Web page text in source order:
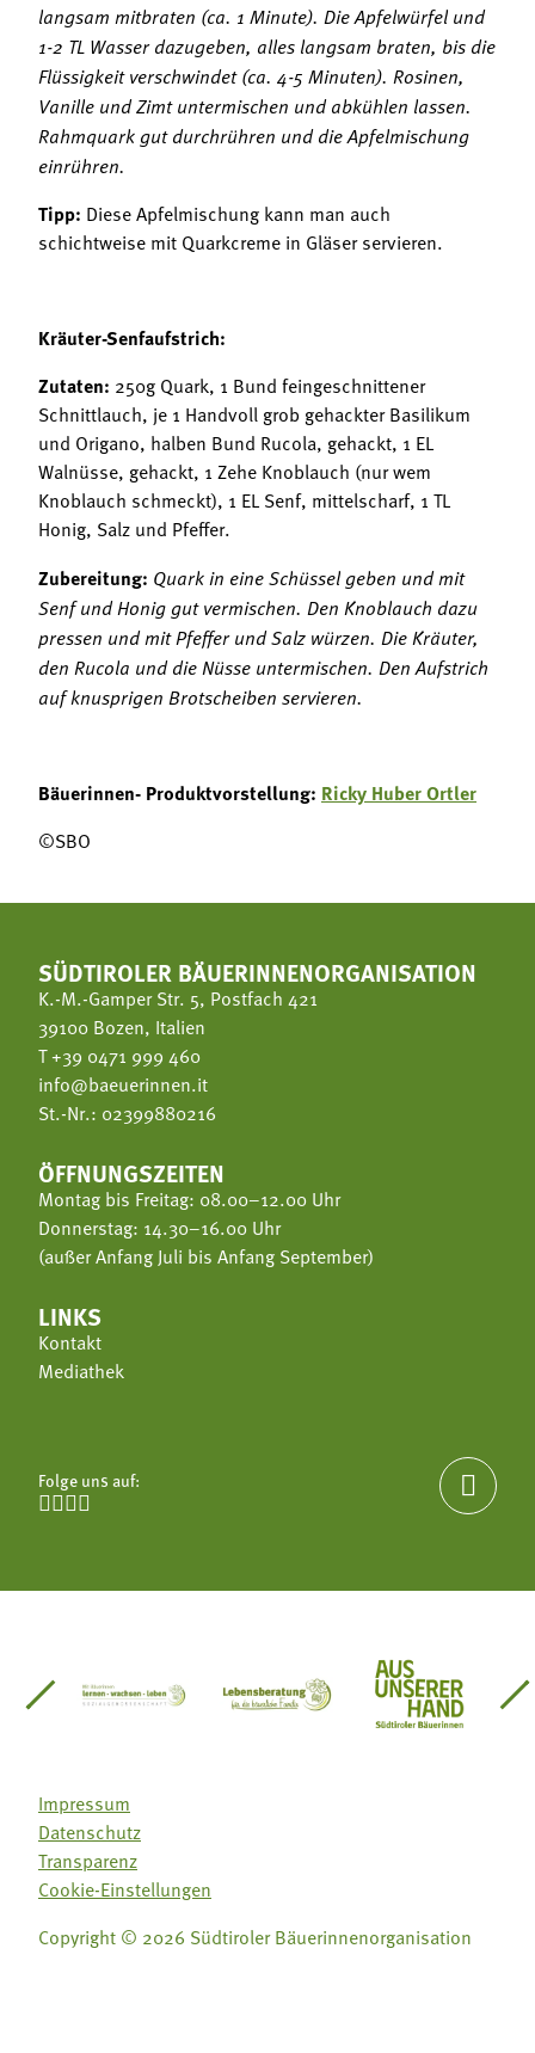
langsam mitbraten (ca. 1 Minute). Die Apfelwürfel und
1-2 TL Wasser dazugeben, alles langsam braten, bis die
Flüssigkeit verschwindet (ca. 4-5 Minuten). Rosinen,
Vanille und Zimt untermischen und abkühlen lassen.
Rahmquark gut durchrühren und die Apfelmischung
einrühren.
Tipp: Diese Apfelmischung kann man auch
schichtweise mit Quarkcreme in Gläser servieren.
Kräuter-Senfaufstrich:
Zutaten: 250g Quark, 1 Bund feingeschnittener
Schnittlauch, je 1 Handvoll grob gehackter Basilikum
und Origano, halben Bund Rucola, gehackt, 1 EL
Walnüsse, gehackt, 1 Zehe Knoblauch (nur wem
Knoblauch schmeckt), 1 EL Senf, mittelscharf, 1 TL
Honig, Salz und Pfeffer.
Zubereitung: Quark in eine Schüssel geben und mit
Senf und Honig gut vermischen. Den Knoblauch dazu
pressen und mit Pfeffer und Salz würzen. Die Kräuter,
den Rucola und die Nüsse untermischen. Den Aufstrich
auf knusprigen Brotscheiben servieren.
Bäuerinnen- Produktvorstellung: Ricky Huber Ortler
©SBO
SÜDTIROLER BÄUERINNENORGANISATION
K.-M.-Gamper Str. 5, Postfach 421
39100 Bozen, Italien
T+39 0471 999 460
info@baeuerinnen.it
St.-Nr.: 02399880216
ÖFFNUNGSZEITEN
Montag bis Freitag: 08.00–12.00 Uhr
Donnerstag: 14.30–16.00 Uhr
(außer Anfang Juli bis Anfang September)
LINKS
Kontakt
Mediathek
Folge uns auf:


Südtirol
Gärtnervereinigung
Sozialgenossenschaft Mit Bäuerinnen lernen -
Lebensberatung für dieAus unserer
Impressum
Datenschutz
Transparenz
Cookie-Einstellungen
Copyright © 2026 Südtiroler Bäuerinnenorganisation